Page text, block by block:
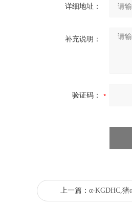
详细地址：
补充说明：
验证码：
上一篇： α-KGDHC,